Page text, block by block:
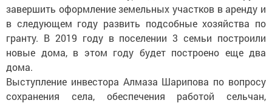
завершить оформление земельных участков в аренду и
в следующем году развить подсобные хозяйства по
гранту. В 2019 году в поселении 3 семьи построили
новые дома, в этом году будет построено еще два
дома.
Выступление инвестора Алмаза Шарипова по вопросу
сохранения села, обеспечения работой сельчан,